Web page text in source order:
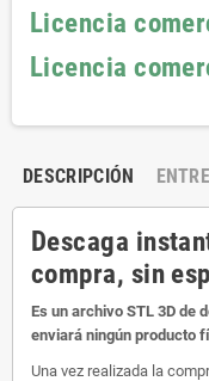
Licencia
Licencia
DESCRIPCIÓN
Descaga
compra, sin
Es un archivo STL 3D de
enviará ningún producto
Una vez realizada la